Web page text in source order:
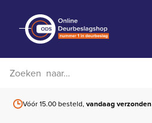
Vóór 15.00 besteld,vandaag verzonden